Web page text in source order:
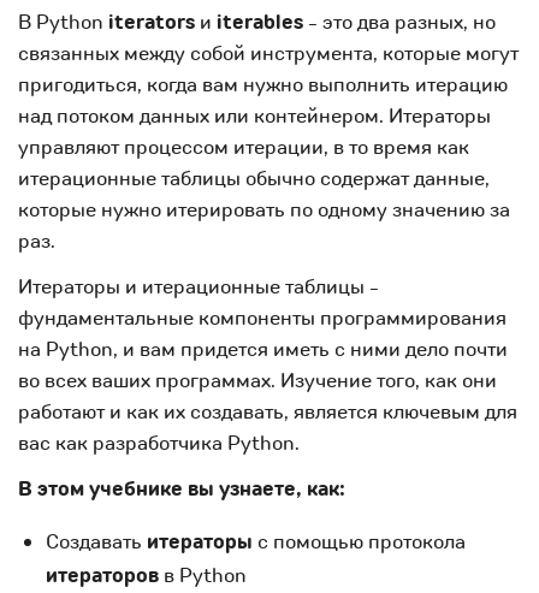
В Python iterators и iterables- это два разных, но
связанных между собой инструмента, которые могут
пригодиться, когда вам нужно выполнить итерацию
над потоком данных или контейнером. Итераторы
управляют процессом итерации, в то время как
итерационные таблицы обычно содержат данные,
которые нужно итерировать по одному значению за
раз.
Итераторы и итерационные таблицы -
фундаментальные компоненты программирования
на Python, и вам придется иметь с ними дело почти
во всех ваших программах. Изучение того, как они
работают и как их создавать, является ключевым для
вас как разработчика Python.
В этом учебнике вы узнаете, как:
Создавать итераторы с помощью протокола
итераторовв Python